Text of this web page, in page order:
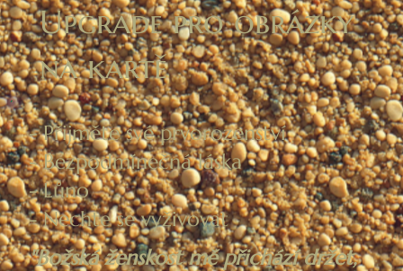
- Přijměte své prvorozenství
- Bezpodmínečná láska
- Lůno
- Nechte se vyživovat
"Božská ženskost mě přichází držet,
Upgrade pro obrázky
na kartě